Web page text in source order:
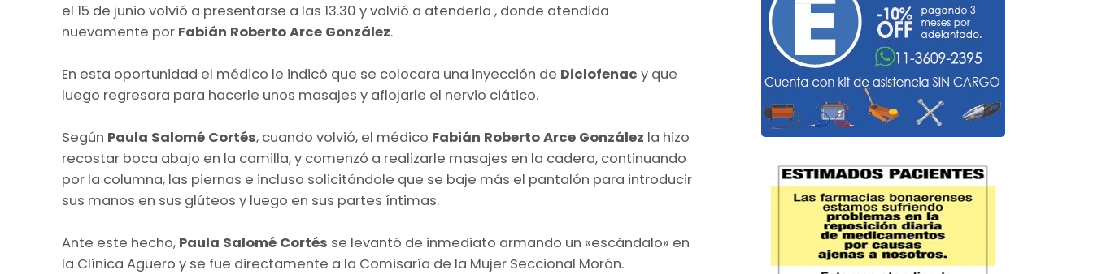
el 15 de junio volvió a presentarse a las 13.30 y volvió a atenderla , donde atendida
nuevamente por Fabián Roberto Arce González.
En esta oportunidad el médico le indicó que se colocara una inyección de Diclofenac y que
luego regresara para hacerle unos masajes y aflojarle el nervio ciático.
Según Paula Salomé Cortés, cuando volvió, el médico Fabián Roberto Arce González la hizo
recostar boca abajo en la camilla, y comenzó a realizarle masajes en la cadera, continuando
por la columna, las piernas e incluso solicitándole que se baje más el pantalón para introducir
sus manos en sus glúteos y luego en sus partes íntimas.
Ante este hecho, Paula Salomé Cortés se levantó de inmediato armando un «escándalo» en
la Clínica Agüero y se fue directamente a la Comisaría de la Mujer Seccional Morón.